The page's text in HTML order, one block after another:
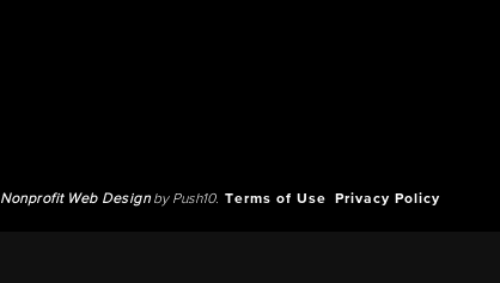
Nonprofit Web Designby Push10. Terms of Use Privacy Policy